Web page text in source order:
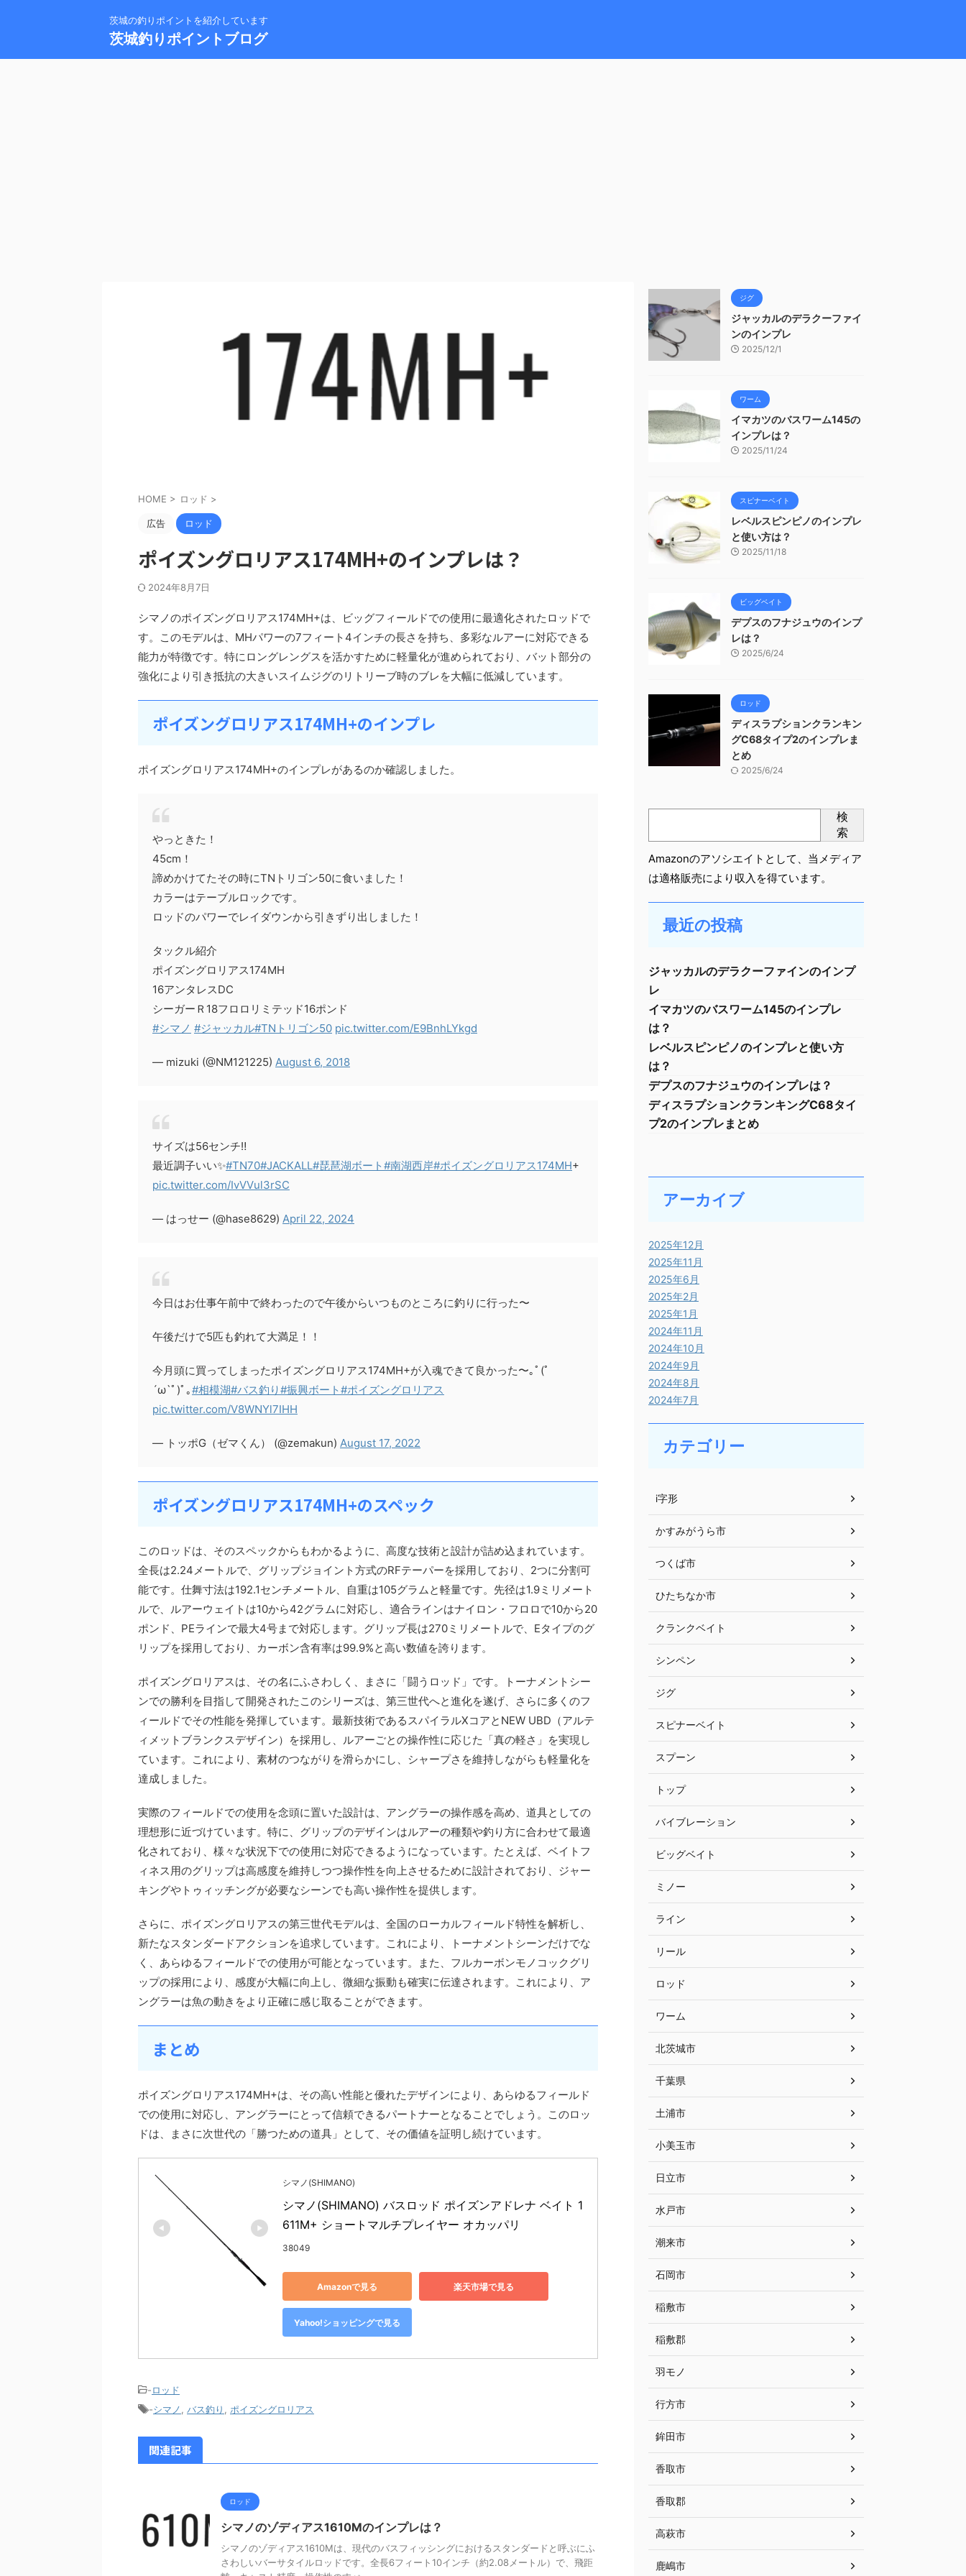
茨城の釣りポイントを紹介しています
茨城釣りポイントブログ
HOME > ロッド >
広告 ロッド
ポイズングロリアス174MH+のインプレは？
2024年8月7日
シマノのポイズングロリアス174MH+は、ビッグフィールドでの使用に最適化されたロッドで
す。このモデルは、MHパワーの7フィート4インチの長さを持ち、多彩なルアーに対応できる
能力が特徴です。特にロングレングスを活かすために軽量化が進められており、バット部分の
強化により引き抵抗の大きいスイムジグのリトリーブ時のブレを大幅に低減しています。
ポイズングロリアス174MH+のインプレ
ポイズングロリアス174MH+のインプレがあるのか確認しました。
やっときた！
45cm！
諦めかけてたその時にTNトリゴン50に食いました！
カラーはテーブルロックです。
ロッドのパワーでレイダウンから引きずり出しました！
タックル紹介
ポイズングロリアス174MH
16アンタレスDC
シーガーＲ18フロロリミテッド16ポンド
#シマノ #ジャッカル#TNトリゴン50 pic.twitter.com/E9BnhLYkgd
— mizuki (@NM121225) August 6, 2018
サイズは56センチ‼️
最近調子いい✨#TN70#JACKALL#琵琶湖ボート#南湖西岸#ポイズングロリアス174MH+
pic.twitter.com/IvVVul3rSC
— はっせー (@hase8629) April 22, 2024
今日はお仕事午前中で終わったので午後からいつものところに釣りに行った〜
午後だけで5匹も釣れて大満足！！
今月頭に買ってしまったポイズングロリアス174MH+が入魂できて良かった〜｡ﾟ(ﾟ
´ω`ﾟ)ﾟ｡#相模湖#バス釣り#振興ボート#ポイズングロリアス
pic.twitter.com/V8WNYl7IHH
— トッポG（ゼマくん） (@zemakun) August 17, 2022
ポイズングロリアス174MH+のスペック
このロッドは、そのスペックからもわかるように、高度な技術と設計が詰め込まれています。
全長は2.24メートルで、グリップジョイント方式のRFテーパーを採用しており、2つに分割可
能です。仕舞寸法は192.1センチメートル、自重は105グラムと軽量です。先径は1.9ミリメート
ルで、ルアーウェイトは10から42グラムに対応し、適合ラインはナイロン・フロロで10から20
ポンド、PEラインで最大4号まで対応します。グリップ長は270ミリメートルで、Eタイプのグ
リップを採用しており、カーボン含有率は99.9%と高い数値を誇ります。
ポイズングロリアスは、その名にふさわしく、まさに「闘うロッド」です。トーナメントシー
ンでの勝利を目指して開発されたこのシリーズは、第三世代へと進化を遂げ、さらに多くのフ
ィールドでその性能を発揮しています。最新技術であるスパイラルXコアとNEW UBD（アルテ
ィメットブランクスデザイン）を採用し、ルアーごとの操作性に応じた「真の軽さ」を実現し
ています。これにより、素材のつながりを滑らかにし、シャープさを維持しながらも軽量化を
達成しました。
実際のフィールドでの使用を念頭に置いた設計は、アングラーの操作感を高め、道具としての
理想形に近づけています。特に、グリップのデザインはルアーの種類や釣り方に合わせて最適
化されており、様々な状況下での使用に対応できるようになっています。たとえば、ベイトフ
ィネス用のグリップは高感度を維持しつつ操作性を向上させるために設計されており、ジャー
キングやトゥィッチングが必要なシーンでも高い操作性を提供します。
さらに、ポイズングロリアスの第三世代モデルは、全国のローカルフィールド特性を解析し、
新たなスタンダードアクションを追求しています。これにより、トーナメントシーンだけでな
く、あらゆるフィールドでの使用が可能となっています。また、フルカーボンモノコックグリ
ップの採用により、感度が大幅に向上し、微細な振動も確実に伝達されます。これにより、ア
ングラーは魚の動きをより正確に感じ取ることができます。
まとめ
ポイズングロリアス174MH+は、その高い性能と優れたデザインにより、あらゆるフィールド
での使用に対応し、アングラーにとって信頼できるパートナーとなることでしょう。このロッ
ドは、まさに次世代の「勝つための道具」として、その価値を証明し続けています。
シマノ(SHIMANO)
シマノ(SHIMANO) バスロッド ポイズンアドレナ ベイト 1
611M+ ショートマルチプレイヤー オカッパリ
38049
Amazonで見る 楽天市場で見る
Yahoo!ショッピングで見る
-ロッド
-シマノ バス釣り ポイズングロリアス
関連記事
ロッド
シマノのゾディアス1610Mのインプレは？
シマノのゾディアス1610Mは、現代のバスフィッシングにおけるスタンダードと呼ぶにふ
さわしいバーサタイルロッドです。全長6フィート10インチ（約2.08メートル）で、飛距
ジグ
ジャッカルのデラクーファイ
ンのインプレ
2025/12/1
ワーム
イマカツのバスワーム145の
インプレは？
2025/11/24
スピナーベイト
レベルスピンピノのインプレ
と使い方は？
2025/11/18
ビッグベイト
デプスのフナジュウのインプ
レは？
2025/6/24
ロッド
ディスラプションクランキン
グC68タイプ2のインプレま
とめ
2025/6/24
検
索
Amazonのアソシエイトとして、当メディア
は適格販売により収入を得ています。
最近の投稿
ジャッカルのデラクーファインのインプ
レ
イマカツのバスワーム145のインプレ
は？
レベルスピンピノのインプレと使い方
は？
デプスのフナジュウのインプレは？
ディスラプションクランキングC68タイ
プ2のインプレまとめ
アーカイブ
2025年12月
2025年11月
2025年6月
2025年2月
2025年1月
2024年11月
2024年10月
2024年9月
2024年8月
2024年7月
カテゴリー
i字形
かすみがうら市
つくば市
ひたちなか市
クランクベイト
シンペン
ジグ
スピナーベイト
スプーン
トップ
バイブレーション
ビッグベイト
ミノー
ライン
リール
ロッド
ワーム
北茨城市
千葉県
土浦市
小美玉市
日立市
水戸市
潮来市
石岡市
稲敷市
稲敷郡
羽モノ
行方市
鉾田市
香取市
香取郡
高萩市
鹿嶋市